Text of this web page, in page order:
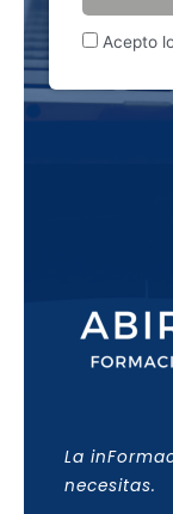
Acepto
La
necesitas.